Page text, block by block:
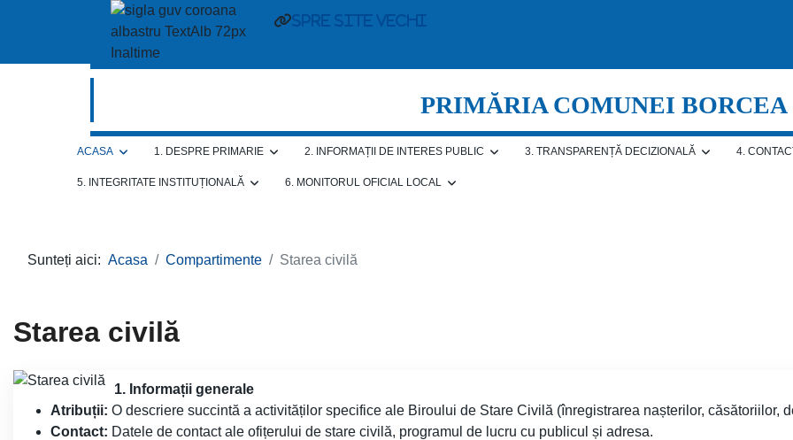
spre site vechi
PRIMĂRIA COMUNEI BORCEA
ACASA 1. DESPRE PRIMARIE 2. INFORMAȚII DE INTERES PUBLIC 3. TRANSPARENȚĂ DECIZIONALĂ 4.
5. INTEGRITATE INSTITUȚIONALĂ 6. MONITORUL OFICIAL LOCAL
Sunteți aici: Acasa Compartimente Starea civilă
Starea civilă
1. Informații generale
Atribuții: O descriere succintă a activităților specifice ale Biroului de Stare Civilă (înregistrarea nașterilor, căsătoriilor,
Contact: Datele de contact ale ofițerului de stare civilă, programul de lucru cu publicul și adresa.